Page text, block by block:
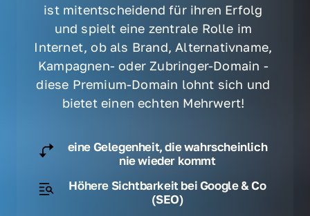
ist mitentscheidend für ihren Erfolg
und spielt eine zentrale Rolle im
Internet, ob als Brand, Alternativname,
Kampagnen- oder Zubringer-Domain -
diese Premium-Domain lohnt sich und
bietet einen echten Mehrwert!
eine Gelegenheit, die wahrscheinlich
nie wieder kommt
Höhere Sichtbarkeit bei Google & Co
(SEO)